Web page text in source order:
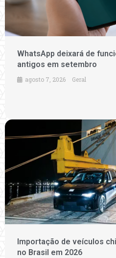
WhatsApp deixará de
antigos em setembro
agosto 7, 2026 Geral
Importação de veículos
no Brasil em 2026